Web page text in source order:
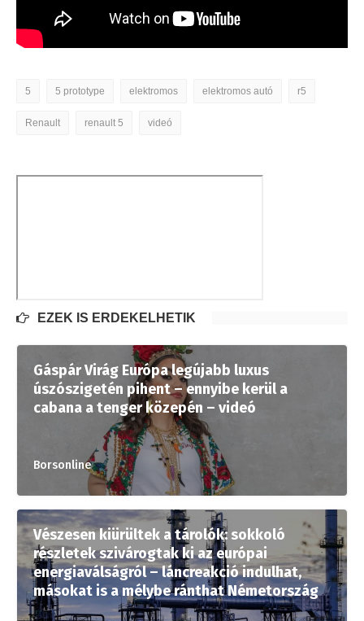
5 5 prototype elektromos elektromos autó r5
Renault renault 5 videó
EZEK IS ÉRDEKELHETIK
Gáspár Virág Európa legújabb luxus
úszószigetén pihent – ennyibe kerül a
cabana a tenger közepén – videó
Borsonline
Vészesen kiürültek a tárolók: sokkoló
részletek szivárogtak ki az európai
energiaválságról – láncreakció indulhat,
másokat is a mélybe ránthat Németország